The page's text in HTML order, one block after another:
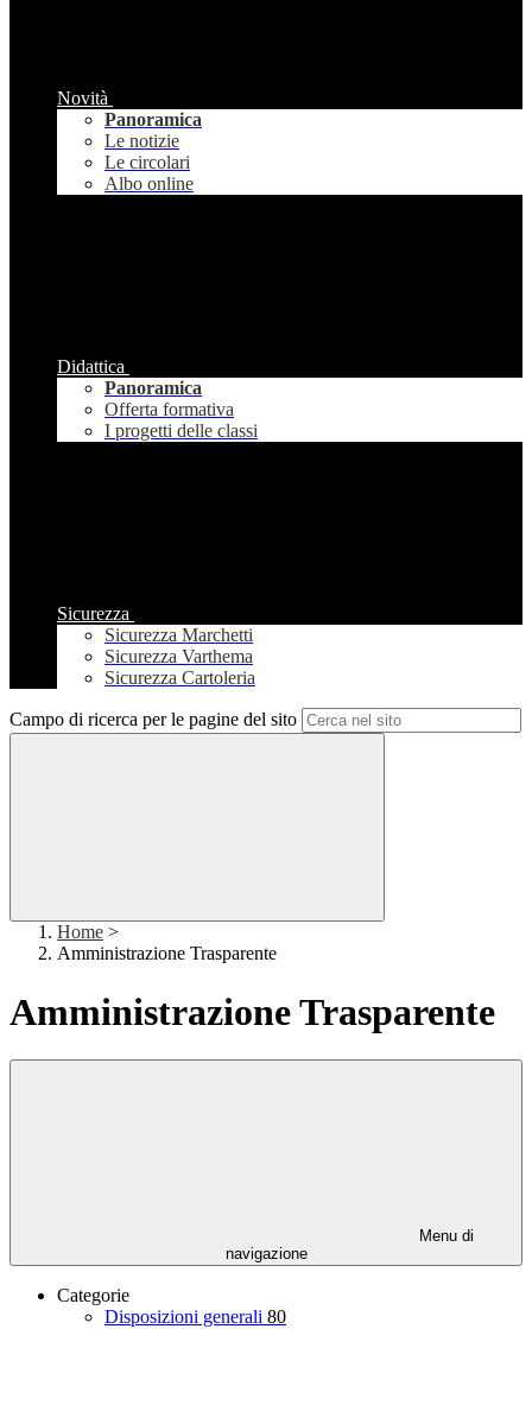
Novità
Panoramica
Le notizie
Le circolari
Albo online
Didattica
Panoramica
Offerta formativa
I progetti delle classi
Sicurezza
Sicurezza Marchetti
Sicurezza Varthema
Sicurezza Cartoleria
Campo di ricerca per le pagine del sito
Home >
Amministrazione Trasparente
Amministrazione Trasparente
Menu di
navigazione
Categorie
Disposizioni generali 80